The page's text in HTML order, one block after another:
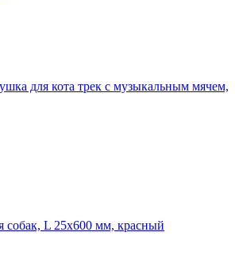
для кота трек с музыкальным мячем,
L 25x600 мм, красный